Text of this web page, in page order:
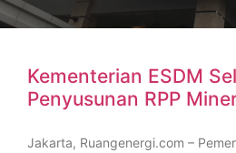
Kementerian ESDM
Penyusunan RPP
Jakarta, Ruangenergi.com –